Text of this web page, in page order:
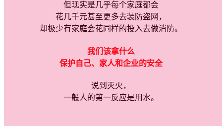
但现实是几乎每个家庭都会
花几千元甚至更多去装防盗网，
却极少有家庭会花同样的投入去做消防。
我们该拿什么
保护自己、家人和企业的安全
说到灭火，
一般人的第一反应是用水。